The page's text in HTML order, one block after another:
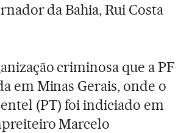
da Bahia, Rui Costa
criminosa que a PF
em Minas Gerais, onde o
(PT) foi indiciado em
Marcelo